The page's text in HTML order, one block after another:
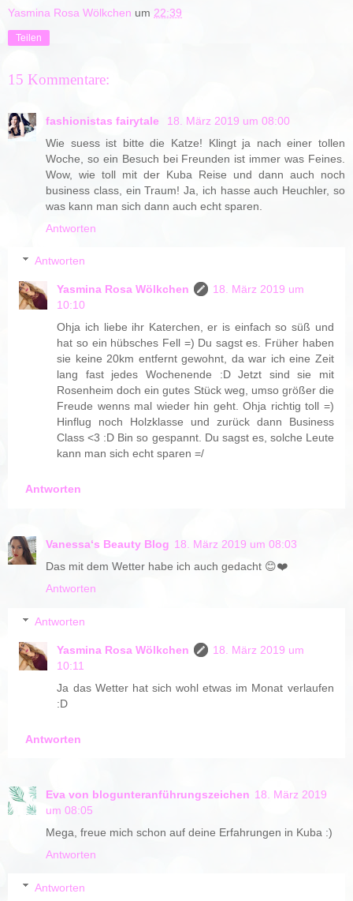
Yasmina Rosa Wölkchen um 22:39
Teilen
15 Kommentare:
fashionistas fairytale
18. März 2019 um 08:00
Wie suess ist bitte die Katze! Klingt ja nach einer tollen
Woche, so ein Besuch bei Freunden ist immer was Feines.
Wow, wie toll mit der Kuba Reise und dann auch noch
business class, ein Traum! Ja, ich hasse auch Heuchler, so
was kann man sich dann auch echt sparen.
Antworten
Antworten
Yasmina Rosa Wölkchen
18. März 2019 um
10:10
Ohja ich liebe ihr Katerchen, er is einfach so süß und
hat so ein hübsches Fell =) Du sagst es. Früher haben
sie keine 20km entfernt gewohnt, da war ich eine Zeit
lang fast jedes Wochenende :D Jetzt sind sie mit
Rosenheim doch ein gutes Stück weg, umso größer die
Freude wenns mal wieder hin geht. Ohja richtig toll =)
Hinflug noch Holzklasse und zurück dann Business
Class <3 :D Bin so gespannt. Du sagst es, solche Leute
kann man sich echt sparen =/
Antworten
Vanessa‘s Beauty Blog 18. März 2019 um 08:03
Das mit dem Wetter habe ich auch gedacht 😊❤️
Antworten
Antworten
Yasmina Rosa Wölkchen
18. März 2019 um
10:11
Ja das Wetter hat sich wohl etwas im Monat verlaufen
:D
Antworten
Eva von blogunteranführungszeichen 18. März 2019
um 08:05
Mega, freue mich schon auf deine Erfahrungen in Kuba :)
Antworten
Antworten